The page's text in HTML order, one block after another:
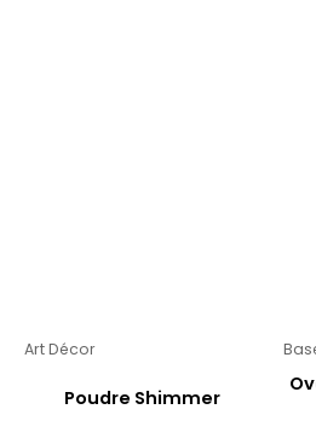
Art Décor
Poudre Shimmer